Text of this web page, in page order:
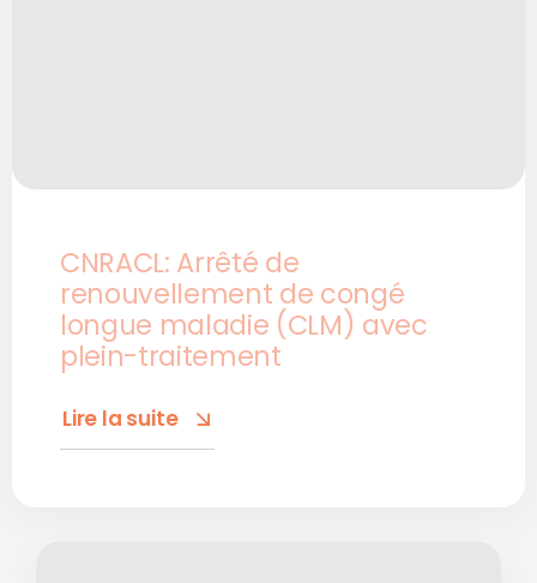
CNRACL: Arrêté de
renouvellement de congé
longue maladie (CLM) avec
plein-traitement
Lire la suite